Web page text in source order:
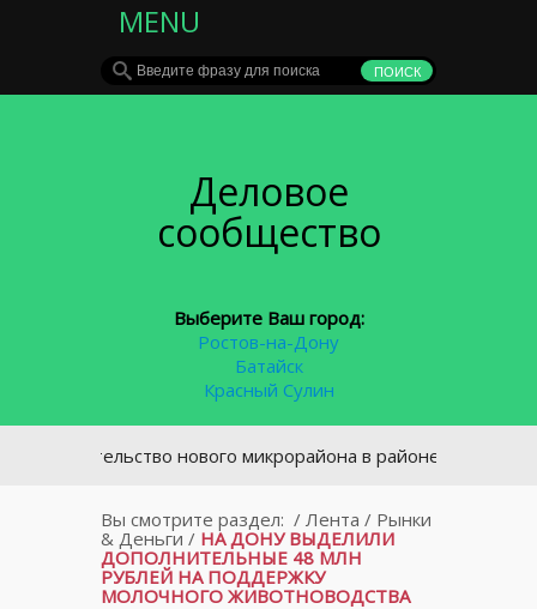
MENU
Деловое
сообщество
Выберите Ваш город:
Ростов-на-Дону
Батайск
Красный Сулин
нового микрорайона в районе площади
Вы смотрите раздел: / Лента / Рынки
& Деньги / НА ДОНУ ВЫДЕЛИЛИ
ДОПОЛНИТЕЛЬНЫЕ 48 МЛН
РУБЛЕЙ НА ПОДДЕРЖКУ
МОЛОЧНОГО ЖИВОТНОВОДСТВА